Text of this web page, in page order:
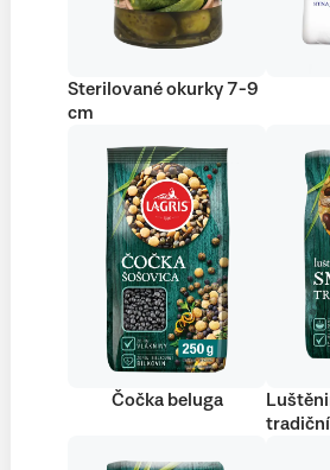
Sterilované okurky 7-9
cm
Čočka beluga
tradiční